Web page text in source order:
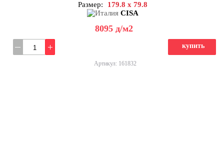
Размер:
179.8 x 79.8
CISA
8095 д/м2
купить
Артикул: 161832